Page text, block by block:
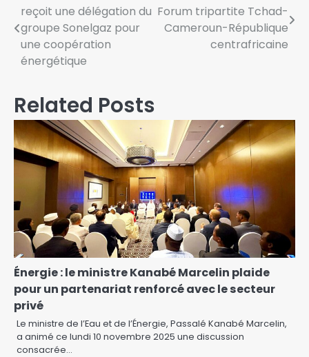
reçoit une délégation du
groupe Sonelgaz pour
une coopération
énergétique
Forum tripartite Tchad-
Cameroun-République
centrafricaine
Related Posts
Énergie : le ministre Kanabé Marcelin plaide
pour un partenariat renforcé avec le secteur
privé
Le ministre de l’Eau et de l’Énergie, Passalé Kanabé Marcelin,
a animé ce lundi 10 novembre 2025 une discussion
consacrée…